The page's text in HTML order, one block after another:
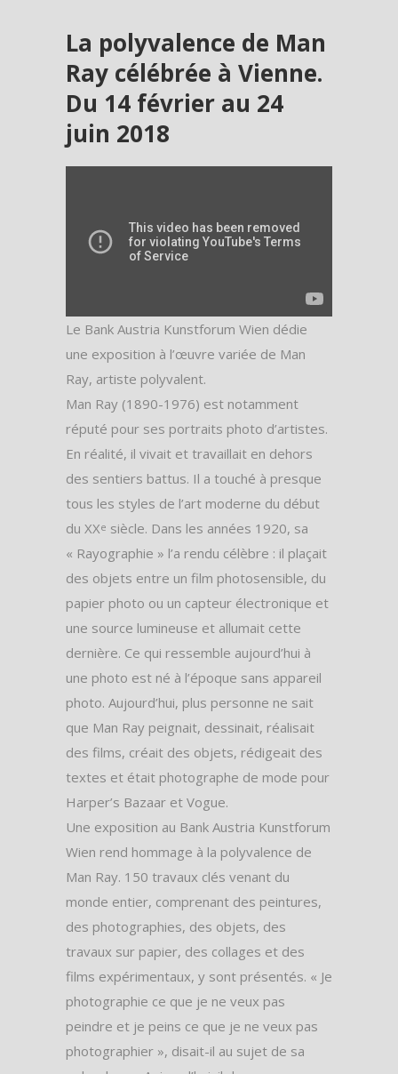
La polyvalence de Man
Ray célébrée à Vienne.
Du 14 février au 24
juin 2018
Le Bank Austria Kunstforum Wien dédie
une exposition à l’œuvre variée de Man
Ray, artiste polyvalent.
Man Ray (1890-1976) est notamment
réputé pour ses portraits photo d’artistes.
En réalité, il vivait et travaillait en dehors
des sentiers battus. Il a touché à presque
tous les styles de l’art moderne du début
du XXe siècle. Dans les années 1920, sa
« Rayographie » l’a rendu célèbre : il plaçait
des objets entre un film photosensible, du
papier photo ou un capteur électronique et
une source lumineuse et allumait cette
dernière. Ce qui ressemble aujourd’hui à
une photo est né à l’époque sans appareil
photo. Aujourd’hui, plus personne ne sait
que Man Ray peignait, dessinait, réalisait
des films, créait des objets, rédigeait des
textes et était photographe de mode pour
Harper’s Bazaar et Vogue.
Une exposition au Bank Austria Kunstforum
Wien rend hommage à la polyvalence de
Man Ray. 150 travaux clés venant du
monde entier, comprenant des peintures,
des photographies, des objets, des
travaux sur papier, des collages et des
films expérimentaux, y sont présentés. « Je
photographie ce que je ne veux pas
peindre et je peins ce que je ne veux pas
photographier », disait-il au sujet de sa